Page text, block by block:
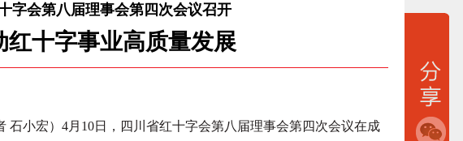
字会第八届理事会第四次会议召开
红十字事业高质量发展
石小宏）4月10日，四川省红十字会第八届理事会第四次会议在成